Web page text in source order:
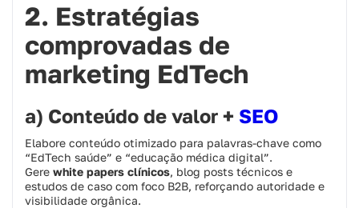
2. Estratégias
comprovadas de
marketing EdTech
a) Conteúdo de valor + SEO
Elabore conteúdo otimizado para palavras-chave como
“EdTech saúde” e “educação médica digital”.
Gere white papers clínicos, blog posts técnicos e
estudos de caso com foco B2B, reforçando autoridade e
visibilidade orgânica.